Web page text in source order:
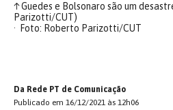
↑Guedes e Bolsonaro são um
Parizotti/CUT)
Foto: Roberto Parizotti/CUT
Da Rede PT de Comunicação
Publicado em 16/12/2021 às 12h06